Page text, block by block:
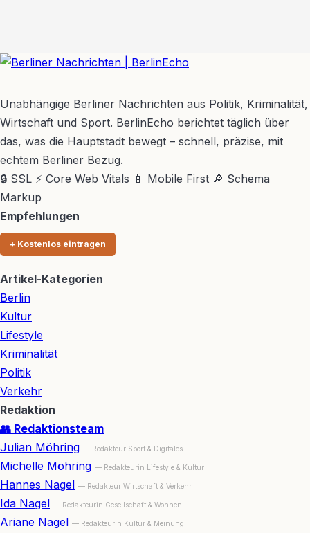
Unabhängige Berliner Nachrichten aus Politik, Kriminalität,
Wirtschaft und Sport. BerlinEcho berichtet täglich über
das, was die Hauptstadt bewegt – schnell, präzise, mit
echtem Berliner Bezug.
🔒 SSL ⚡ Core Web Vitals 📱 Mobile First 🔎 Schema
Markup
Empfehlungen
+ Kostenlos eintragen
Artikel-Kategorien
Berlin
Kultur
Lifestyle
Kriminalität
Politik
Verkehr
Redaktion
👥 Redaktionsteam
Julian Möhring — Redakteur Sport & Digitales
Michelle Möhring — Redakteurin Lifestyle & Kultur
Hannes Nagel — Redakteur Wirtschaft & Verkehr
Ida Nagel — Redakteurin Gesellschaft & Wohnen
Ariane Nagel — Redakteurin Kultur & Meinung